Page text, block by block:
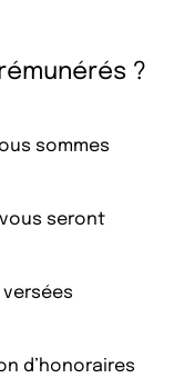
?
sommes
seront
d’honoraires